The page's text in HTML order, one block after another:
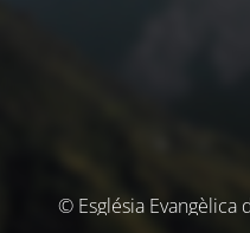
© Església Evangèlica